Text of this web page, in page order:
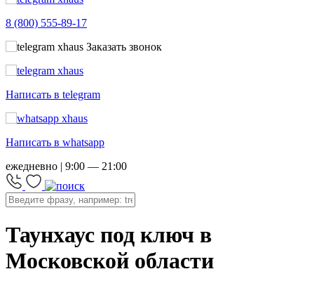
8 (800) 555-89-17
Заказать звонок
Написать в telegram
Написать в whatsapp
ежедневно | 9:00 — 21:00
Таунхаус под ключ в
Московской области